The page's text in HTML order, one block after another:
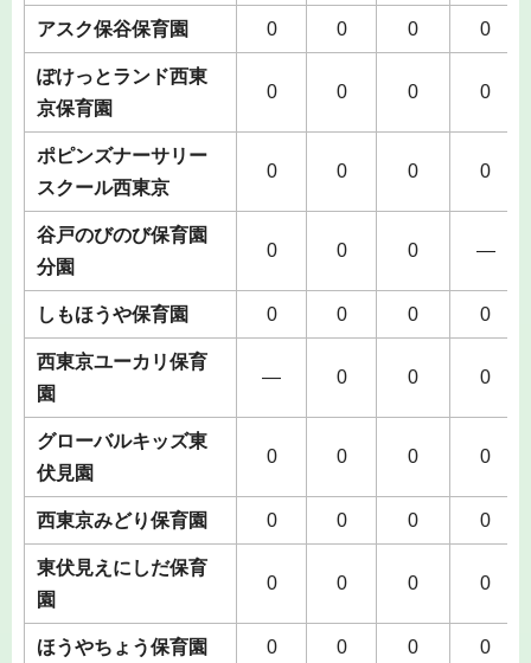
アスク保谷保育園 0 0 0 0
ぽけっとランド西東
京保育園
0 0 0 0
ポピンズナーサリー
スクール西東京
0 0 0 0
谷戸のびのび保育園
分園
0 0 0 ―
しもほうや保育園 0 0 0 0
西東京ユーカリ保育
園
― 0 0 0
グローバルキッズ東
伏見園
0 0 0 0
西東京みどり保育園 0 0 0 0
東伏見えにしだ保育
園
0 0 0 0
ほうやちょう保育園 0 0 0 0